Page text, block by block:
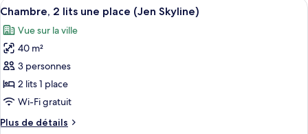
grand
lit
(Jen
75)
de
Chambre,
grand
lit
(Jen
75)
Afficher
toutes
les
photos
pour
ce
type
chambre :
6
Chambre, 2 lits une place (Jen Skyline)
Vue sur la ville
40 m²
3 personnes
2 lits 1 place
Wi-Fi gratuit
Plus de détails
Plus